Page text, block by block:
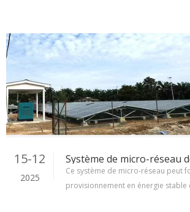
15-12
2025
Ce système de micro-réseau peut
provisionnement en énergie stable